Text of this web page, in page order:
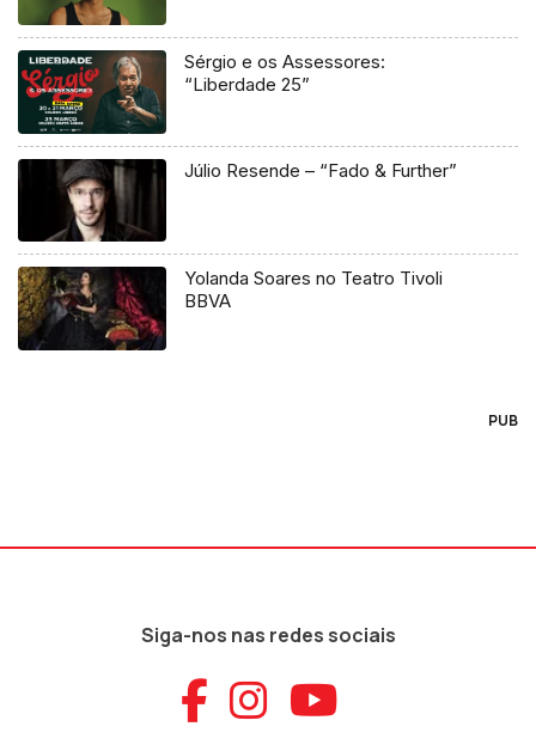
Sérgio e os Assessores:
“Liberdade 25”
Júlio Resende – “Fado & Further”
Yolanda Soares no Teatro Tivoli
BBVA
PUB
Siga-nos nas redes sociais
Aceder ao
Aceder ao
Aceder